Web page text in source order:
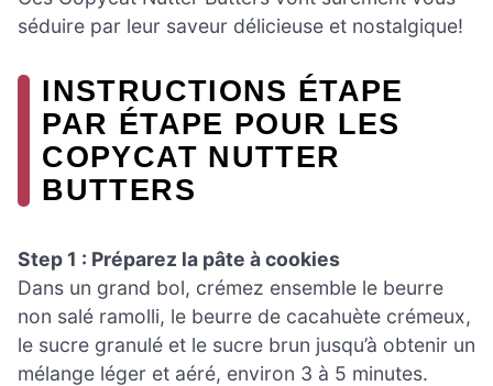
séduire par leur saveur délicieuse et nostalgique!
INSTRUCTIONS ÉTAPE
PAR ÉTAPE POUR LES
COPYCAT NUTTER
BUTTERS
Step 1 : Préparez la pâte à cookies
Dans un grand bol, crémez ensemble le beurre
non salé ramolli, le beurre de cacahuète crémeux,
le sucre granulé et le sucre brun jusqu’à obtenir un
mélange léger et aéré, environ 3 à 5 minutes.